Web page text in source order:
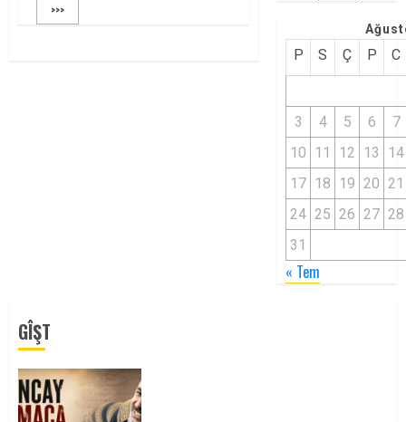
>>>
P S Ç P C
3 4 5 6
7
10 11 12 13
14
17 18 19 20 21
24 25 26 27 28
31
« Tem
GÎŞT